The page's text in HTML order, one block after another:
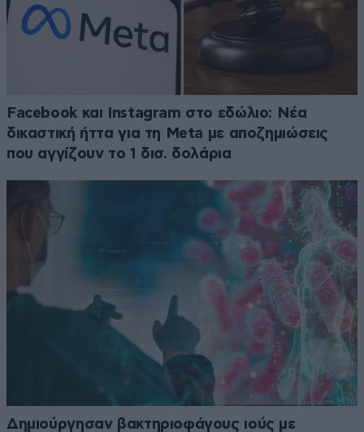
Facebook και Instagram στο εδώλιο: Νέα
δικαστική ήττα για τη Meta με αποζημιώσεις
που αγγίζουν το 1 δισ. δολάρια
Δημιούργησαν βακτηριοφάγους ιούς με